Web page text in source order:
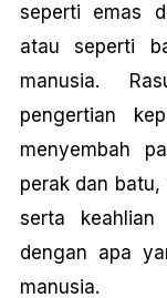
seperti emas
atau seperti
manusia.
pengertian
menyembah
perak dan
serta keahlian
dengan apa
manusia.